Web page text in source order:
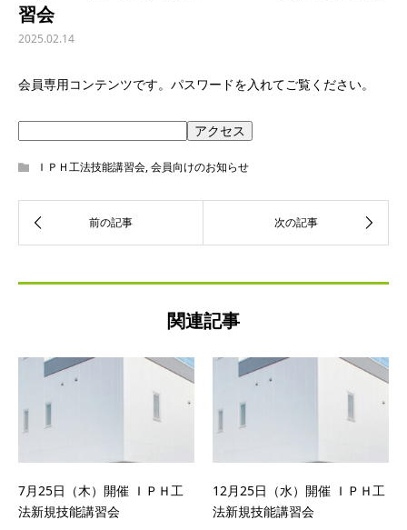
習会
2025.02.14
会員専用コンテンツです。パスワードを入れてご覧ください。
ＩＰＨ工法技能講習会,会員向けのお知らせ
関連記事
7月25日（木）開催 ＩＰＨ工
法新規技能講習会
12月25日（水）開催 ＩＰＨ工
法新規技能講習会